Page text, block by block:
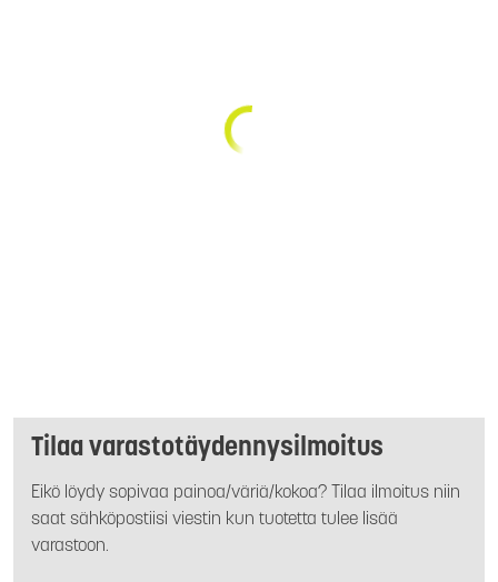
Tilaa varastotäydennysilmoitus
Eikö löydy sopivaa painoa/väriä/kokoa? Tilaa ilmoitus niin
saat sähköpostiisi viestin kun tuotetta tulee lisää
varastoon.